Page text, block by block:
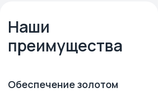
Наши
преимущества
Обеспечение золотом